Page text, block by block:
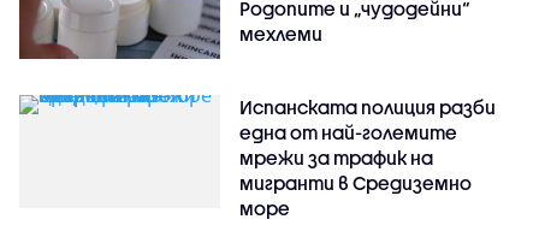
Родопите и „чудодейни“
мехлеми
Испанската полиция разби
една от най-големите
мрежи за трафик на
мигранти в Средиземно
море